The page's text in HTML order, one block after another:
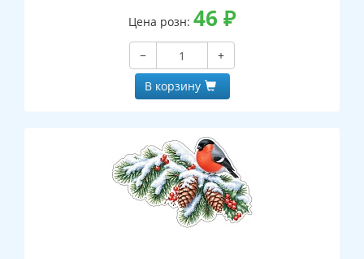
Цена розн: 46 ₽
−
+
В корзину